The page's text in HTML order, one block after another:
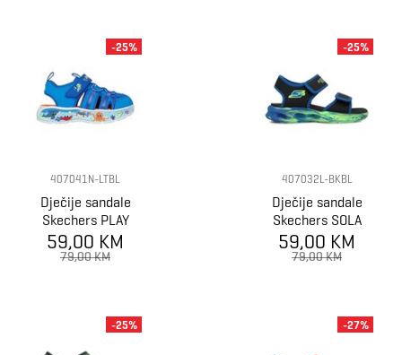
407041N-LTBL
Dječije sandale
Skechers PLAY
SCENE SPLASH
59,00 KM
79,00 KM
-25%
407032L-BKBL
Dječije sandale
Skechers SOLA
GLOW SANDAL
59,00 KM
79,00 KM
-25%
-25% -27%